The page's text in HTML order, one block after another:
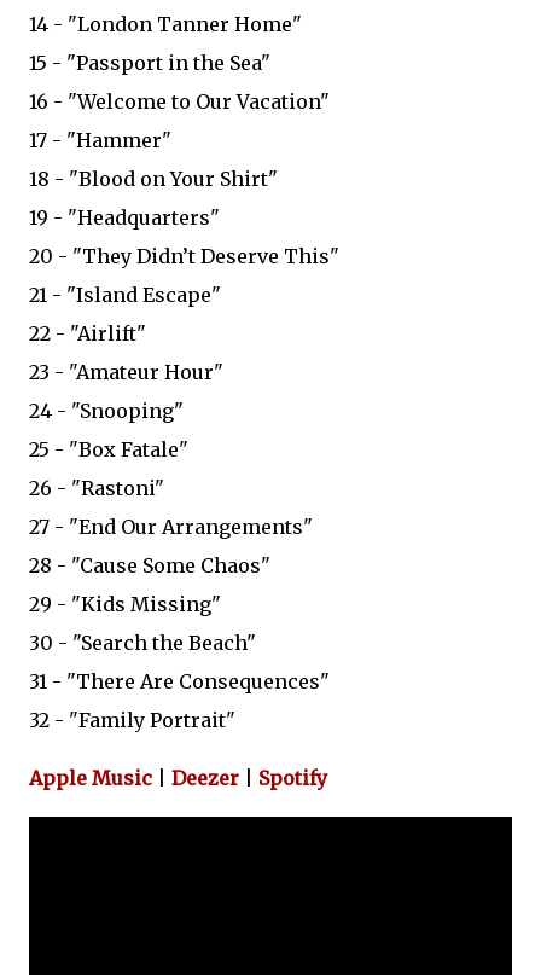
14 - "London Tanner Home"
15 - "Passport in the Sea"
16 - "Welcome to Our Vacation"
17 - "Hammer"
18 - "Blood on Your Shirt"
19 - "Headquarters"
20 - "They Didn’t Deserve This"
21 - "Island Escape"
22 - "Airlift"
23 - "Amateur Hour"
24 - "Snooping"
25 - "Box Fatale"
26 - "Rastoni"
27 - "End Our Arrangements"
28 - "Cause Some Chaos"
29 - "Kids Missing"
30 - "Search the Beach"
31 - "There Are Consequences"
32 - "Family Portrait"
Apple Music Deezer Spotify